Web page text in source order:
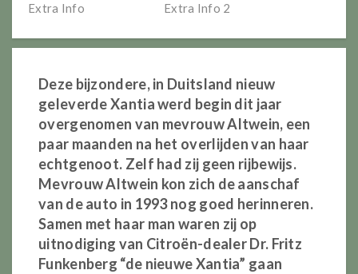
Extra Info Extra Info 2
Deze bijzondere, in Duitsland nieuw
geleverde Xantia werd begin dit jaar
overgenomen van mevrouw Altwein, een
paar maanden na het overlijden van haar
echtgenoot. Zelf had zij geen rijbewijs.
Mevrouw Altwein kon zich de aanschaf
van de auto in 1993 nog goed herinneren.
Samen met haar man waren zij op
uitnodiging van Citroën-dealer Dr. Fritz
Funkenberg “de nieuwe Xantia” gaan